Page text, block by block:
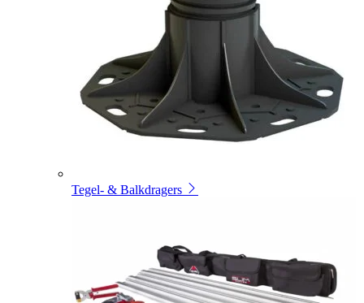
Tegel- & Balkdragers